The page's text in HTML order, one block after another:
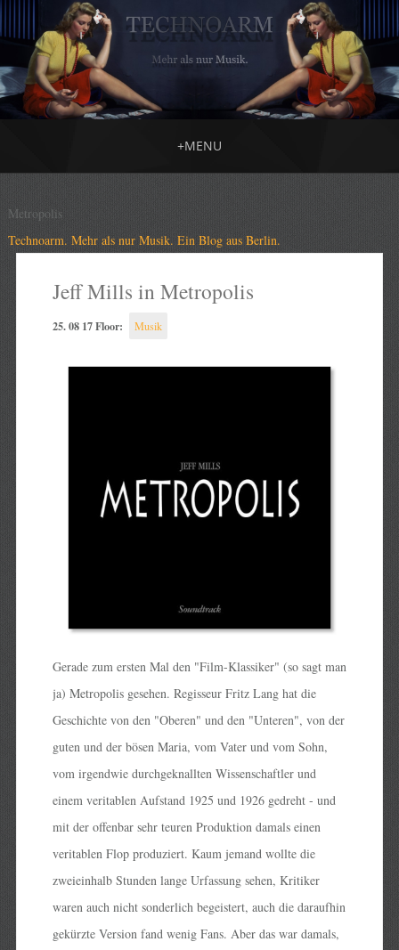
+MENU
Metropolis
Technoarm. Mehr als nur Musik. Ein Blog aus Berlin.
Jeff Mills in Metropolis
25. 08 17 Floor: Musik
Gerade zum ersten Mal den "Film-Klassiker" (so sagt man
ja) Metropolis gesehen. Regisseur Fritz Lang hat die
Geschichte von den "Oberen" und den "Unteren", von der
guten und der bösen Maria, vom Vater und vom Sohn,
vom irgendwie durchgeknallten Wissenschaftler und
einem veritablen Aufstand 1925 und 1926 gedreht - und
mit der offenbar sehr teuren Produktion damals einen
veritablen Flop produziert. Kaum jemand wollte die
zweieinhalb Stunden lange Urfassung sehen, Kritiker
waren auch nicht sonderlich begeistert, auch die daraufhin
gekürzte Version fand wenig Fans. Aber das war damals,